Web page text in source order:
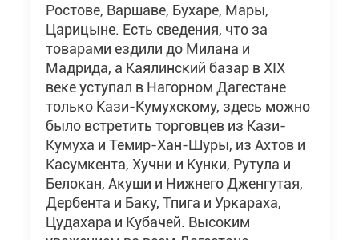
Ростове, Варшаве, Бухаре, Мары,
Царицыне. Есть сведения, что за
товарами ездили до Милана и
Мадрида, а Каялинский базар в ХIХ
веке уступал в Нагорном Дагестане
только Кази-Кумухскому, здесь можно
было встретить торговцев из Кази-
Кумуха и Темир-Хан-Шуры, из Ахтов и
Касумкента, Хучни и Кунки, Рутула и
Белокан, Акуши и Нижнего Дженгутая,
Дербента и Баку, Тпига и Уркараха,
Цудахара и Кубачей. Высоким